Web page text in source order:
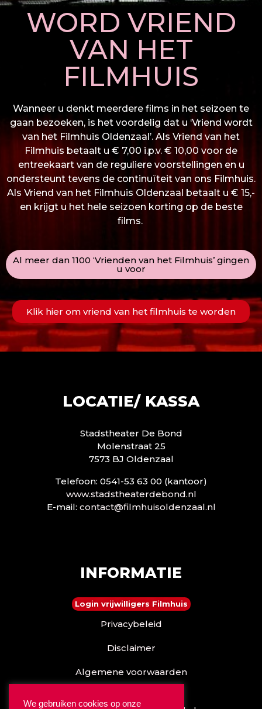
WORD VRIEND
VAN HET
FILMHUIS
Wanneer u denkt meerdere films in het seizoen te
gaan bezoeken, is het voordelig dat u ‘Vriend wordt
van het Filmhuis Oldenzaal’. Als Vriend van het
Filmhuis betaalt u € 7,00 i.p.v. € 10,00 voor de
entreekaart van de reguliere voorstellingen en u
ondersteunt tevens de continuïteit van ons Filmhuis.
Als Vriend van het Filmhuis Oldenzaal betaalt u € 15,-
en krijgt u het hele seizoen korting op de beste
films.
Al meer dan 1100 ‘Vrienden van het Filmhuis’ gingen
u voor
Klik hier om vriend van het filmhuis te worden
LOCATIE/ KASSA
Stadstheater De Bond
Molenstraat 25
7573 BJ Oldenzaal
Telefoon: 0541-53 63 00 (kantoor)
www.stadstheaterdebond.nl
E-mail: contact@filmhuisoldenzaal.nl
INFORMATIE
Login vrijwilligers Filmhuis
Privacybeleid
Disclaimer
Algemene voorwaarden
We gebruiken cookies op onze